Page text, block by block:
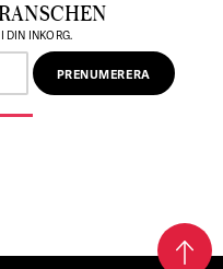
DIN INKORG.